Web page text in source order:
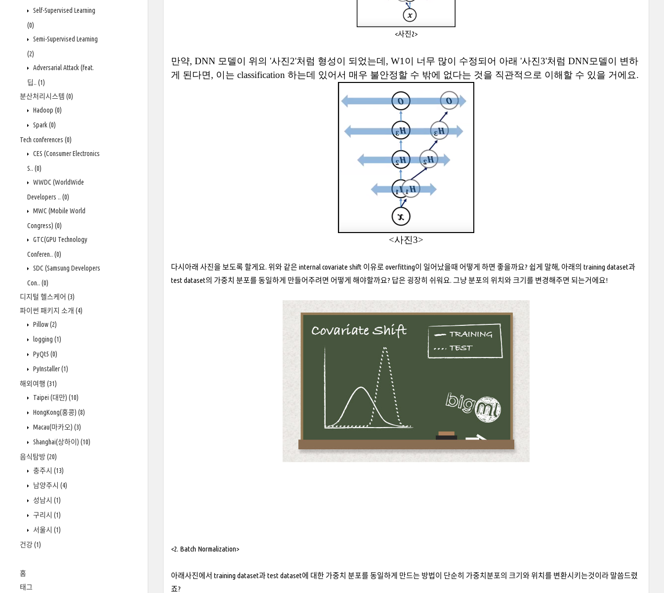
Self-Supervised Learning
(0)
Semi-Supervised Learning
(2)
Adversarial Attack (feat.
딥.. (1)
분산처리시스템 (0)
Hadoop (0)
Spark(0)
Tech conferences (0)
CES (Consumer Electronics
S.. (0)
WWDC (WorldWide
Developers .. (0)
MWC (Mobile World
Congress) (0)
GTC(GPU Technology
Conferen.. (0)
SDC (Samsung Developers
Con.. (0)
디지털 헬스케어 (3)
파이썬 패키지 소개 (4)
Pillow(2)
logging (1)
PyQt5 (0)
PyInstaller(1)
해외여행 (31)
Taipei (대만) (10)
HongKong(홍콩) (8)
Macau(마카오) (3)
Shanghai(상하이) (10)
음식탐방(20)
충주시 (13)
남양주시 (4)
성남시 (1)
구리시 (1)
서울시 (1)
건강(1)
홈
태그
<사진2>
만약, DNN 모델이 위의 '사진2'처럼 형성이 되었는데 , W1 이 너무 많이 수정되어 아래 '사진3'처럼 DNN모델이 변하
게 된다면 , 이는 classification 하는데 있어서 매우 불안정할 수 밖에 없다는 것을 직관적으로 이해할 수 있을 거에요.
<사진3>
다시아래 사진을 보도록 할게요. 위와 같은 internal covariate shift 이유로 overfitting이 일어났을때 어떻게 하면 좋을까요? 쉽게 말해, 아래의 training dataset과
test dataset의 가중치 분포를 동일하게 만들어주려면 어떻게 해야할까요? 답은 굉장히 쉬워요. 그냥 분포의 위치와 크기를 변경해주면 되는거에요!
<2. Batch Normalization>
아래사진에서 training dataset과 test dataset에 대한 가중치 분포를 동일하게 만드는 방법이 단순히 가중치분포의 크기와 위치를 변환시키는것이라 말씀드렸
죠?